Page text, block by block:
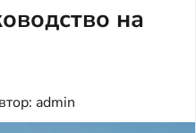
на
admin